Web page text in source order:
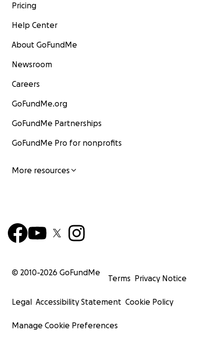
Pricing
Help Center
About GoFundMe
Newsroom
Careers
GoFundMe.org
GoFundMe Partnerships
GoFundMe Pro for nonprofits
More resources
© 2010-2026 GoFundMe
Terms Privacy Notice
Legal Accessibility Statement Cookie Policy
Manage Cookie Preferences